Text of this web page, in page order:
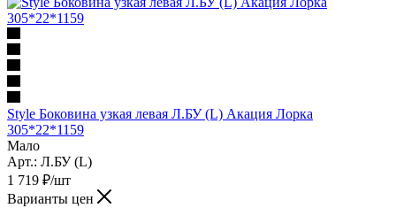
Style Боковина узкая левая Л.БУ (L) Акация Лорка
305*22*1159
Мало
Арт.: Л.БУ (L)
1 719 ₽/шт
Варианты цен